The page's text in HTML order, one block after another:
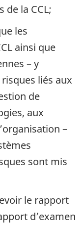
de la CCL;
les
ainsi que
– y
liés aux
de
aux
–
sont mis
le rapport
d’examen